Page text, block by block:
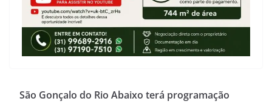
São Gonçalo do Rio Abaixo terá programação